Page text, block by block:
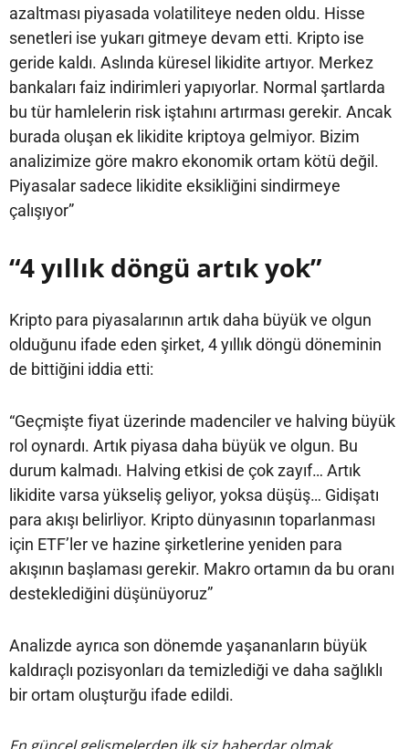
azaltması piyasada volatiliteye neden oldu. Hisse
senetleri ise yukarı gitmeye devam etti. Kripto ise
geride kaldı. Aslında küresel likidite artıyor. Merkez
bankaları faiz indirimleri yapıyorlar. Normal şartlarda
bu tür hamlelerin risk iştahını artırması gerekir. Ancak
burada oluşan ek likidite kriptoya gelmiyor. Bizim
analizimize göre makro ekonomik ortam kötü değil.
Piyasalar sadece likidite eksikliğini sindirmeye
çalışıyor”
“4 yıllık döngü artık yok”
Kripto para piyasalarının artık daha büyük ve olgun
olduğunu ifade eden şirket, 4 yıllık döngü döneminin
de bittiğini iddia etti:
“Geçmişte fiyat üzerinde madenciler ve halving büyük
rol oynardı. Artık piyasa daha büyük ve olgun. Bu
durum kalmadı. Halving etkisi de çok zayıf… Artık
likidite varsa yükseliş geliyor, yoksa düşüş… Gidişatı
para akışı belirliyor. Kripto dünyasının toparlanması
için ETF’ler ve hazine şirketlerine yeniden para
akışının başlaması gerekir. Makro ortamın da bu oranı
desteklediğini düşünüyoruz”
Analizde ayrıca son dönemde yaşananların büyük
kaldıraçlı pozisyonları da temizlediği ve daha sağlıklı
bir ortam oluşturğu ifade edildi.